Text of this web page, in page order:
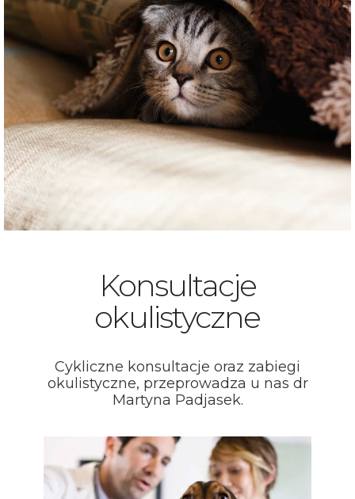
Konsultacje
okulistyczne
Cykliczne konsultacje oraz zabiegi
okulistyczne, przeprowadza u nas dr
Martyna Padjasek.